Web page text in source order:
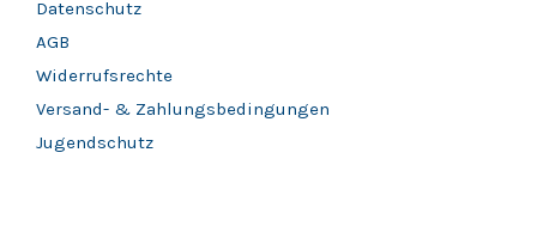
Datenschutz
AGB
Widerrufsrechte
Versand- & Zahlungsbedingungen
Jugendschutz